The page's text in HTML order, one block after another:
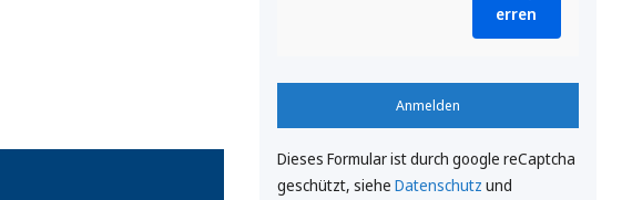
erren
Anmelden
Dieses Formular ist durch google reCaptcha
geschützt, siehe Datenschutz und